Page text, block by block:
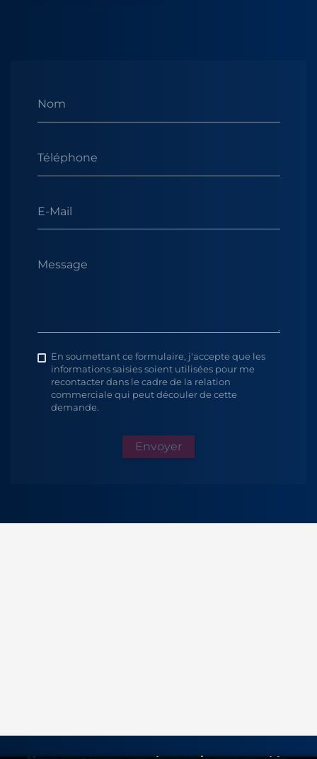
Nom
Téléphone
E-Mail
Message
En soumettant ce formulaire, j'accepte que les
informations saisies soient utilisées pour me
recontacter dans le cadre de la relation
commerciale qui peut découler de cette
demande.
Envoyer